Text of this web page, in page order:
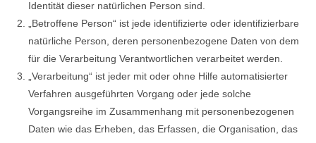
Identität dieser natürlichen Person sind.
„Betroffene Person“ ist jede identifizierte oder identifizierbare
natürliche Person, deren personenbezogene Daten von dem
für die Verarbeitung Verantwortlichen verarbeitet werden.
„Verarbeitung“ ist jeder mit oder ohne Hilfe automatisierter
Verfahren ausgeführten Vorgang oder jede solche
Vorgangsreihe im Zusammenhang mit personenbezogenen
Daten wie das Erheben, das Erfassen, die Organisation, das